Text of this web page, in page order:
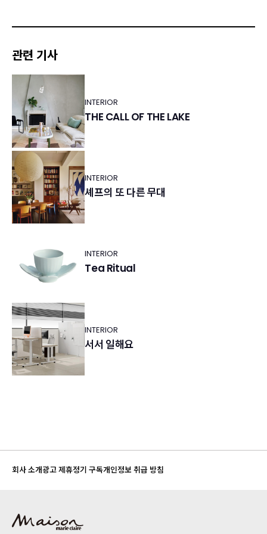
관련 기사
INTERIOR
THE CALL OF THE LAKE
INTERIOR
셰프의 또 다른 무대
INTERIOR
Tea Ritual
INTERIOR
서서 일해요
회사 소개광고 제휴정기 구독개인정보 취급 방침